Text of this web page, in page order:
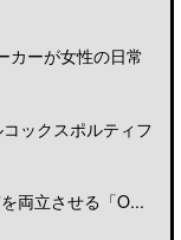
カーが女性の日常
コックスポルティフ
両立させる「O...